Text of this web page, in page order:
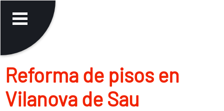
Reforma de pisos en
Vilanova de Sau